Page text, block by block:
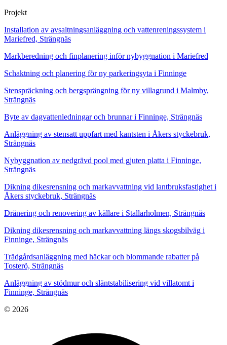
Projekt
Installation av avsaltningsanläggning och vattenreningssystem i
Mariefred, Strängnäs
Markberedning och finplanering inför nybyggnation i Mariefred
Schaktning och planering för ny parkeringsyta i Finninge
Stenspräckning och bergsprängning för ny villagrund i Malmby,
Strängnäs
Byte av dagvattenledningar och brunnar i Finninge, Strängnäs
Anläggning av stensatt uppfart med kantsten i Åkers styckebruk,
Strängnäs
Nybyggnation av nedgrävd pool med gjuten platta i Finninge,
Strängnäs
Dikning dikesrensning och markavvattning vid lantbruksfastighet i
Åkers styckebruk, Strängnäs
Dränering och renovering av källare i Stallarholmen, Strängnäs
Dikning dikesrensning och markavvattning längs skogsbilväg i
Finninge, Strängnäs
Trädgårdsanläggning med häckar och blommande rabatter på
Tosterö, Strängnäs
Anläggning av stödmur och släntstabilisering vid villatomt i
Finninge, Strängnäs
© 2026